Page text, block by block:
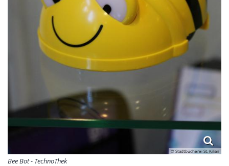
© Stadtbücherei St. Kilian
Bee Bot - TechnoThek